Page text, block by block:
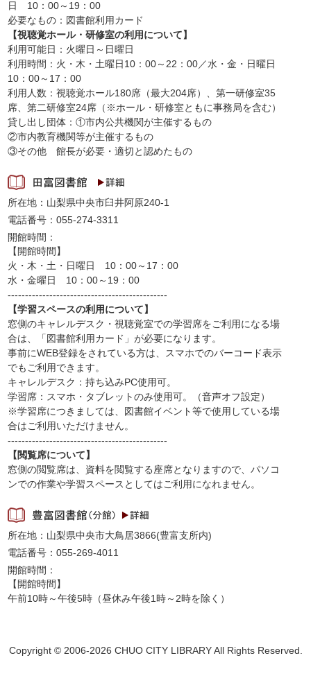
日 10：00～19：00
必要なもの：図書館利用カード
【視聴覚ホール・研修室の利用について】
利用可能日：火曜日～日曜日
利用時間：火・木・土曜日10：00～22：00／水・金・日曜日
10：00～17：00
利用人数：視聴覚ホール180席（最大204席）、第一研修室35
席、第二研修室24席（※ホール・研修室ともに事務局を含む）
貸し出し団体：①市内公共機関が主催するもの
②市内教育機関等が主催するもの
③その他 館長が必要・適切と認めたもの
所在地：山梨県中央市臼井阿原240-1
電話番号：055-274-3311
開館時間：
【開館時間】
火・木・土・日曜日 10：00～17：00
水・金曜日 10：00～19：00
----------------------------------------------
【学習スペースの利用について】
窓側のキャレルデスク・視聴覚室での学習席をご利用になる場
合は、「図書館利用カード」が必要になります。
事前にWEB登録をされている方は、スマホでのバーコード表示
でもご利用できます。
キャレルデスク：持ち込みPC使用可。
学習席：スマホ・タブレットのみ使用可。（音声オフ設定）
※学習席につきましては、図書館イベント等で使用している場
合はご利用いただけません。
----------------------------------------------
【閲覧席について】
窓側の閲覧席は、資料を閲覧する座席となりますので、パソコ
ンでの作業や学習スペースとしてはご利用になれません。
所在地：山梨県中央市大鳥居3866(豊富支所内)
電話番号：055-269-4011
開館時間：
【開館時間】
午前10時～午後5時（昼休み午後1時～2時を除く）
Copyright © 2006-2026 CHUO CITY LIBRARY All Rights Reserved.